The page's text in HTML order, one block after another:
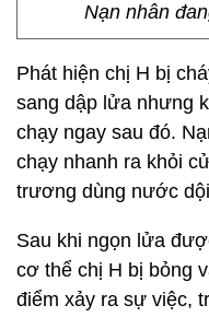
Nạn nhân
Phát hiện chị H bị
sang dập lửa nhưng
chạy ngay sau đó.
chạy nhanh ra khỏi
trương dùng nước
Sau khi ngọn lửa
cơ thể chị H bị bỏng
điểm xảy ra sự việc,